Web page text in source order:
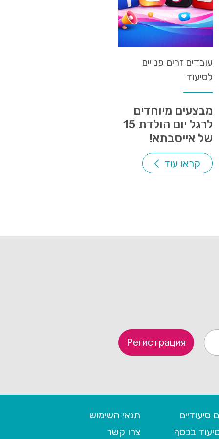
עובדים זרים פנויים
לסיעוד
מבצעים מיוחדים
לרגל יום הולדת 15
של אייסבתא!
קראו עוד
Регистрация
סיעודיים
בכסף
תנאי השימוש
צרו קשר